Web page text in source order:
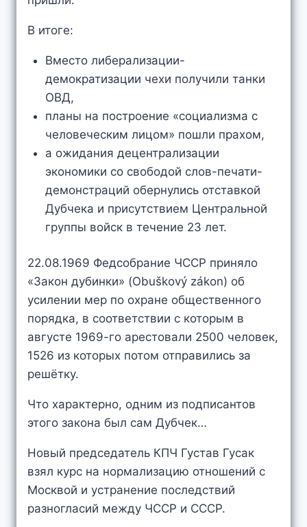
В итоге:
Вместо либерализации-
демократизации чехи получили танки
ОВД,
планы на построение «социализма с
человеческим лицом» пошли прахом,
а ожидания децентрализации
экономики со свободой слов-печати-
демонстраций обернулись отставкой
Дубчека и присутствием Центральной
группы войск в течение 23 лет.
22.08.1969 Федсобрание ЧССР приняло
«Закон дубинки» (Obuškový zákon) об
усилении мер по охране общественного
порядка, в соответствии с которым в
августе 1969-го арестовали 2500 человек,
1526 из которых потом отправились за
решётку.
Что характерно, одним из подписантов
этого закона был сам Дубчек…
Новый председатель КПЧ Густав Гусак
взял курс на нормализацию отношений с
Москвой и устранение последствий
разногласий между ЧССР и СССР.